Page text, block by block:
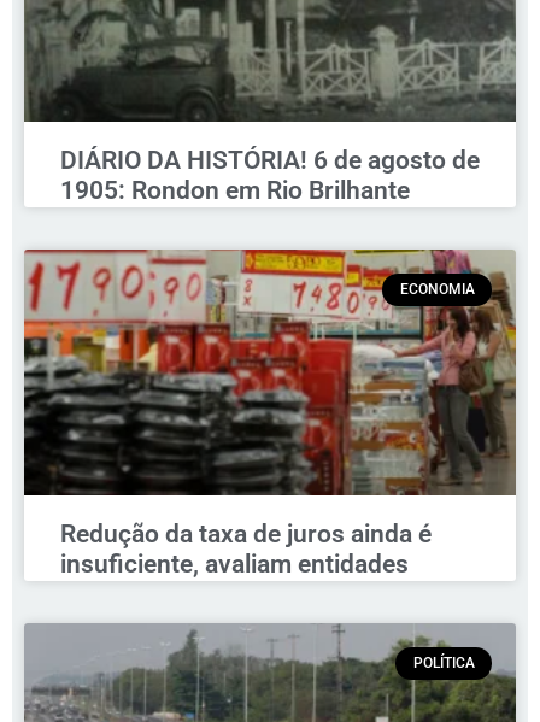
DIÁRIO DA HISTÓRIA! 6 de agosto de
1905: Rondon em Rio Brilhante
ECONOMIA
Redução da taxa de juros ainda é
insuficiente, avaliam entidades
POLÍTICA